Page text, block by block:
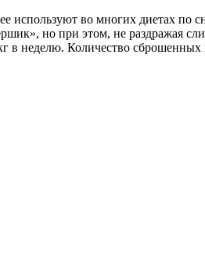
используют во многих диетах по
но при этом, не раздражая
в неделю. Количество